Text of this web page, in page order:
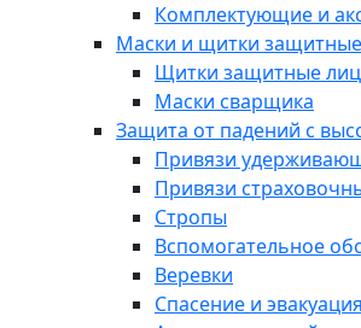
Комплектующие и
Маски и щитки защитные
Щитки защитные
Маски сварщика
Защита от падений с
Привязи
Привязи
Стропы
Вспомогательное
Веревки
Спасение и эвакуация